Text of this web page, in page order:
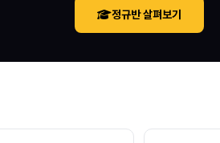
정규반 살펴보기